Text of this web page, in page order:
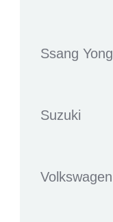
Ssang Yong
Suzuki
Volkswagen